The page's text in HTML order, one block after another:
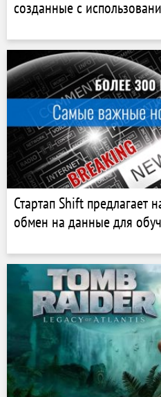
созданные с
Стартап Shift предлагает
обмен на данные для